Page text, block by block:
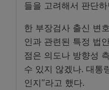
들을 고려해서 판단
한 부장검사 출신 변
인과 관련된 특정 법
점은 의도나 방향성
수 있지 않겠나. 대통
인지”라고 했다.